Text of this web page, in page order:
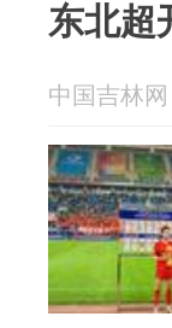
东北超
中国吉林